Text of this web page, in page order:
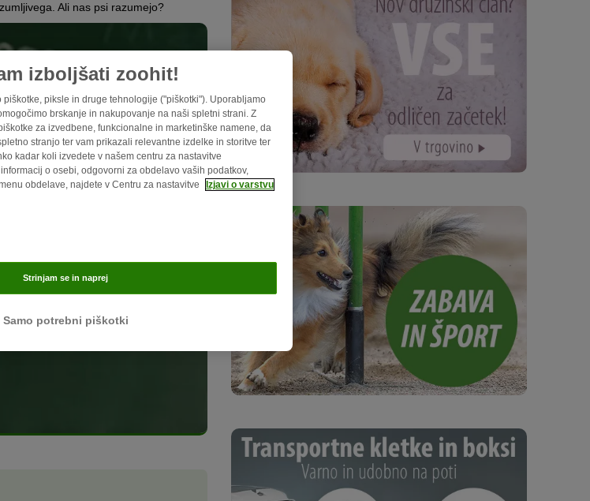
Ali nas psi razumejo?
izboljšati zoohit!
piksle in druge tehnologije ("piškotki"). Uporabljamo
brskanje in nakupovanje na naši spletni strani. Z
za izvedbene, funkcionalne in marketinške namene, da
stranjo ter vam prikazali relevantne izdelke in storitve ter
kadar koli izvedete v našem centru za nastavitve
o osebi, odgovorni za obdelavo vaših podatkov,
obdelave, najdete v Centru za nastavitve
Izjavi o varstvu
Samo potrebni piškotki
Strinjam se in naprej